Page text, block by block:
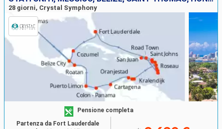
28 giorni, Crystal Symphony
Pensione completa
Partenza da Fort Lauderdale